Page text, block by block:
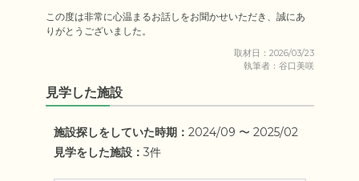
この度は非常に心温まるお話しをお聞かせいただき、誠にあ
りがとうございました。
取材日：2026/03/23
執筆者：谷口美咲
見学した施設
施設探しをしていた時期： 2024/09 〜 2025/02
見学をした施設： 3件